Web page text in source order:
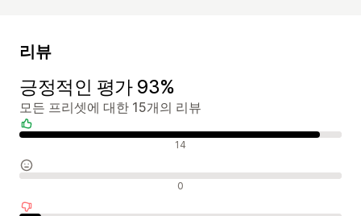
리뷰
긍정적인 평가 93%
모든 프리셋에 대한 15개의 리뷰
긍정적인 리뷰 14
중립적인 리뷰 0